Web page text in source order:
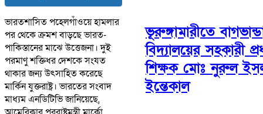
ভারতশাসিত পহেলগাঁওয়ে হামলার
পর থেকে ক্রমশ বাড়ছে ভারত-
পাকিস্তানের মাঝে উত্তেজনা। দুই
পরমাণু শক্তিধর দেশকে সংযত
থাকার জন্য উৎসাহিত করেছে
মার্কিন যুক্তরাষ্ট্র। ভারতের সংবাদ
মাধ্যম এনডিটিভি জানিয়েছে,
ভূরুঙ্গামারীতে
বিদ্যালয়ের সহকারী
শিক্ষক মোঃ নুরুল
ইন্তেকাল